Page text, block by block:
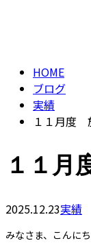
HOME
ブログ
実績
１１月度
１１月
2025.12.23実績
みなさま、こんにち